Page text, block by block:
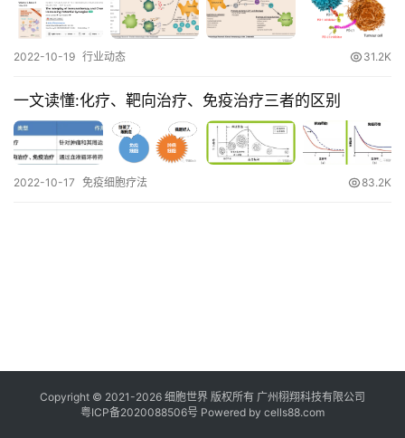
临
转
化
我
2022-10-19 行业动态 31.2K
一文读懂:化疗、靶向治疗、免疫治疗三者的区别
2022-10-17 免疫细胞疗法 83.2K
Copyright © 2021-2026 细胞世界 版权所有 广州栩翔科技有限公司
粤ICP备2020088506号 Powered by cells88.com